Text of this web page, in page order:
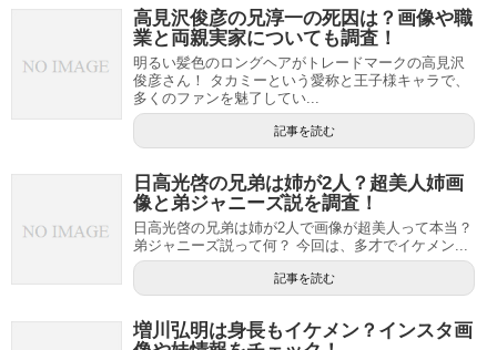
高見沢俊彦の兄淳一の死因は？画像や職
業と両親実家についても調査！
明るい髪色のロングヘアがトレードマークの高見沢
俊彦さん！ タカミーという愛称と王子様キャラで、
多くのファンを魅了してい...
記事を読む
日高光啓の兄弟は姉が2人？超美人姉画
像と弟ジャニーズ説を調査！
日高光啓の兄弟は姉が2人で画像が超美人って本当？
弟ジャニーズ説って何？ 今回は、多才でイケメン...
記事を読む
増川弘明は身長もイケメン？インスタ画